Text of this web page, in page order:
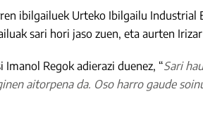
ibilgailuek Urteko Ibilgailu Industrial
sari hori jaso zuen, eta aurten
Regok adierazi duenez, “Sari
aitorpena da. Oso harro gaude